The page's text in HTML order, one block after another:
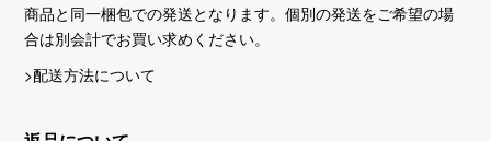
商品と同一梱包での発送となります。個別の発送をご希望の場
合は別会計でお買い求めください。
>配送方法について